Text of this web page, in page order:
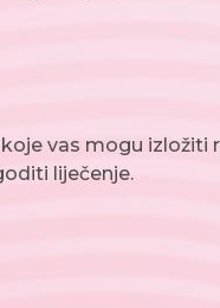
vas mogu izložiti
liječenje.